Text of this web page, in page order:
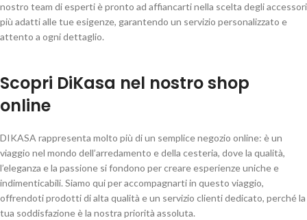
nostro team di esperti è pronto ad affiancarti nella scelta degli accessori
più adatti alle tue esigenze, garantendo un servizio personalizzato e
attento a ogni dettaglio.
Scopri DiKasa nel nostro shop
online
DIKASA rappresenta molto più di un semplice negozio online: è un
viaggio nel mondo dell’arredamento e della cesteria, dove la qualità,
l’eleganza e la passione si fondono per creare esperienze uniche e
indimenticabili. Siamo qui per accompagnarti in questo viaggio,
offrendoti prodotti di alta qualità e un servizio clienti dedicato, perché la
tua soddisfazione è la nostra priorità assoluta.